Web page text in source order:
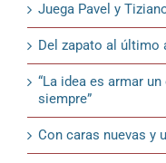
Juega Pavel y
Del zapato al último
“La idea es armar
siempre”
Con caras nuevas y